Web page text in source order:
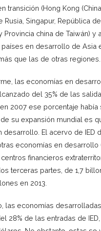
transición (Hong Kong
Rusia, Singapur, República
Provincia china de Taiwán) y
en desarrollo de Asia
que las de otras regiones.
las economías en
del 35% de las
2007 ese porcentaje había
su expansión mundial es
desarrollo. El acervo de IED
economías en desarrollo
financieros
terceras partes, de 1,7
en 2013.
las economías
28% de las entradas de